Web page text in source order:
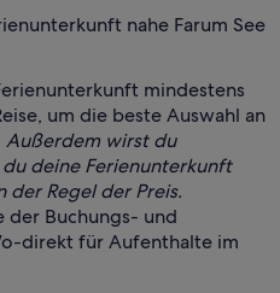
nahe Farum See
mindestens
um die beste Auswahl an
Außerdem wirst du
deine Ferienunterkunft
der Regel der Preis.
der Buchungs- und
direkt für Aufenthalte im